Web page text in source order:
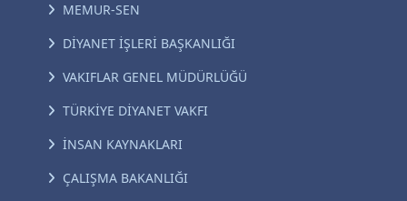
MEMUR-SEN
DİYANET İŞLERİ BAŞKANLIĞI
VAKIFLAR GENEL MÜDÜRLÜĞÜ
TÜRKİYE DİYANET VAKFI
İNSAN KAYNAKLARI
ÇALIŞMA BAKANLIĞI